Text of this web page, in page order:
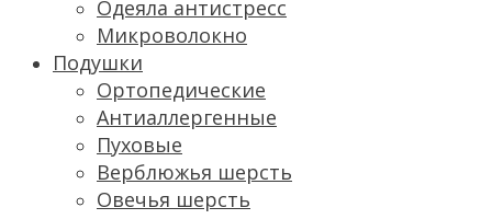
Одеяла антистресс
Микроволокно
Подушки
Ортопедические
Антиаллергенные
Пуховые
Верблюжья шерсть
Овечья шерсть